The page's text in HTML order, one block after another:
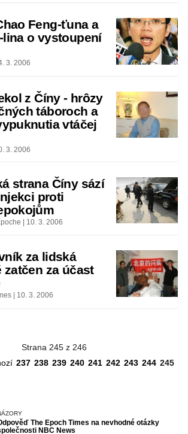
Feng-ťuna a
lina o vystoupení
3. 2006
z Číny - hrôzy
táboroch a
vtáčej
3. 2006
strana Číny sází
proti
| 10. 3. 2006
za lidská
zatčen za účast
| 10. 3. 2006
Strana 245 z 246
237 238 239 240 241 242 243 244 245
The Epoch Times na nevhodné otázky
NBC News